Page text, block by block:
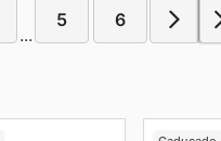
...
5 6